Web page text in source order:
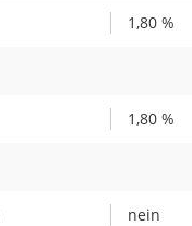
1,80 %
1,80 %
nein